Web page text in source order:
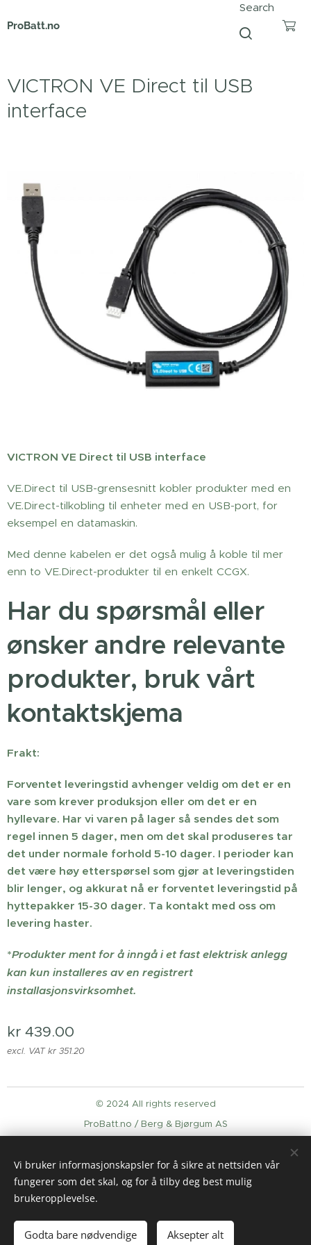
ProBatt.no
Search
VICTRON VE Direct til USB
interface
VICTRON VE Direct til USB interface
VE.Direct til USB-grensesnitt kobler produkter med en
VE.Direct-tilkobling til enheter med en USB-port, for
eksempel en datamaskin.
Med denne kabelen er det også mulig å koble til mer
enn to VE.Direct-produkter til en enkelt CCGX.
Har du spørsmål eller
ønsker andre relevante
produkter, bruk vårt
kontaktskjema
Frakt:
Forventet leveringstid avhenger veldig om det er en
vare som krever produksjon eller om det er en
hyllevare. Har vi varen på lager så sendes det som
regel innen 5 dager, men om det skal produseres tar
det under normale forhold 5-10 dager. I perioder kan
det være høy etterspørsel som gjør at leveringstiden
blir lenger, og akkurat nå er forventet leveringstid på
hyttepakker 15-30 dager. Ta kontakt med oss om
levering haster.
*Produkter ment for å inngå i et fast elektrisk anlegg
kan kun installeres av en registrert
installasjonsvirksomhet.
kr 439.00
excl. VAT kr 351.20
Add to cart
© 2024 All rights reserved
ProBatt.no / Berg & Bjørgum AS
Languages
English
Norsk
Vi bruker informasjonskapsler for å sikre at nettsiden vår
fungerer som det skal, og for å tilby deg best mulig
brukeropplevelse.
Godta bare nødvendige Aksepter alt